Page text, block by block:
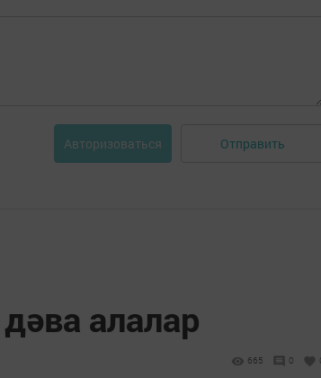
Авторизоваться Отправить
алалар
665 0